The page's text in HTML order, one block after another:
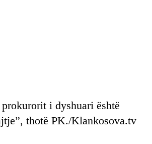
i dyshuari është
thotë PK./Klankosova.tv